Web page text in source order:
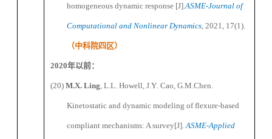
homogeneous dynamic response [J] .ASME-Journal of
Computational and Nonlinear Dynamics , 2021, 17(1)
（中科院四区）
2020年以前：
(20) M.X. Ling , L.L. Howell, J.Y. Cao, G.M.Chen.
Kinetostatic anddynamicmodeling offlexure-based
compliantmechanisms: Asurvey[J].ASME-Applied